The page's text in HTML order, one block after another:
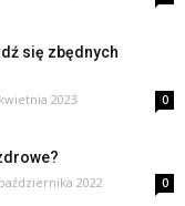
się zbędnych
2023 0
2022 0